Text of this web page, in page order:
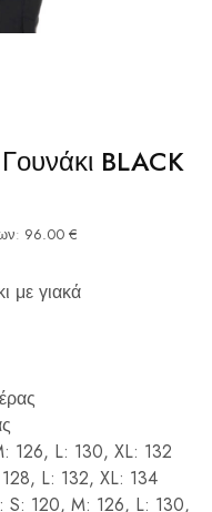
BLACK
96.00 €
με γιακά
126, L: 130, XL: 132
L: 132, XL: 134
S: 120, M: 126, L: 130,